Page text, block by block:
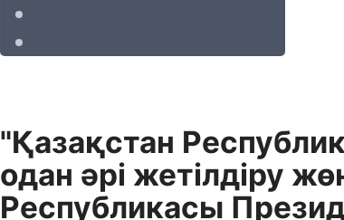
"Қазақстан
одан әрі жетілдіру
Республикасы